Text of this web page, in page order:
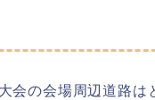
会の会場周辺道路は